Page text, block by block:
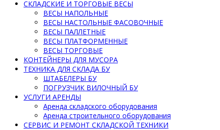
СКЛАДСКИЕ И ТОРГОВЫЕ ВЕСЫ
ВЕСЫ НАПОЛЬНЫЕ
ВЕСЫ НАСТОЛЬНЫЕ ФАСОВОЧНЫЕ
ВЕСЫ ПАЛЛЕТНЫЕ
ВЕСЫ ПЛАТФОРМЕННЫЕ
ВЕСЫ ТОРГОВЫЕ
КОНТЕЙНЕРЫ ДЛЯ МУСОРА
ТЕХНИКА ДЛЯ СКЛАДА БУ
ШТАБЕЛЕРЫ БУ
ПОГРУЗЧИК ВИЛОЧНЫЙ БУ
УСЛУГИ АРЕНДЫ
Аренда складского оборудования
Аренда строительного оборудования
СЕРВИС И РЕМОНТ СКЛАДСКОЙ ТЕХНИКИ